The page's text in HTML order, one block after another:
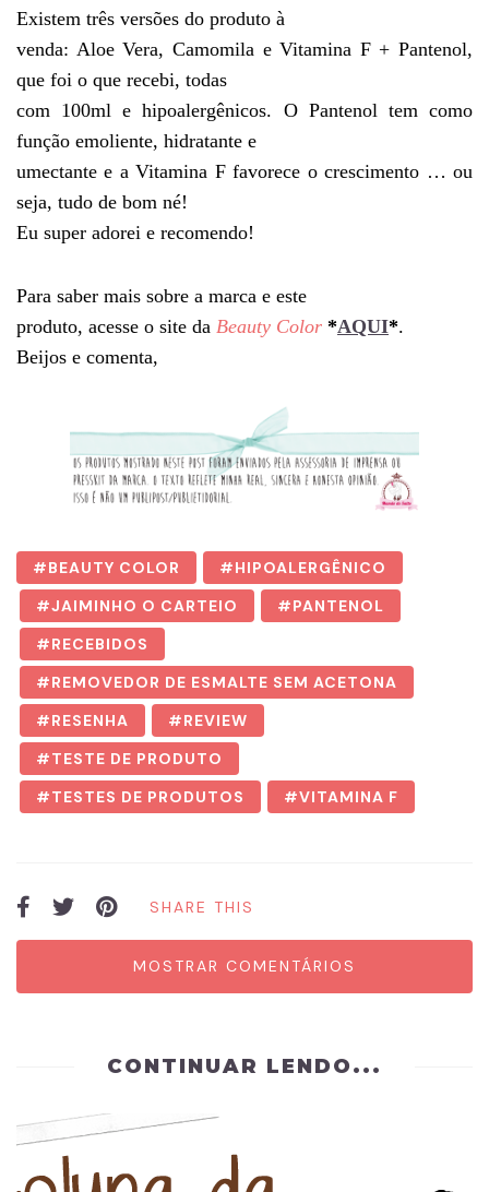
Existem três versões do produto à
venda: Aloe Vera, Camomila e Vitamina F + Pantenol,
que foi o que recebi, todas
com 100ml e hipoalergênicos. O Pantenol tem como
função emoliente, hidratante e
umectante e a Vitamina F favorece o crescimento … ou
seja, tudo de bom né!
Eu super adorei e recomendo!
Para saber mais sobre a marca e este
produto, acesse o site da Beauty Color *AQUI*.
Beijos e comenta,
BEAUTY COLOR
HIPOALERGÊNICO
JAIMINHO O CARTEIO
PANTENOL
RECEBIDOS
REMOVEDOR DE ESMALTE SEM ACETONA
RESENHA
REVIEW
TESTE DE PRODUTO
TESTES DE PRODUTOS
VITAMINA F
SHARE THIS
MOSTRAR COMENTÁRIOS
CONTINUAR LENDO...